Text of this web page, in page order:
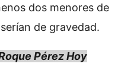
dos menores de
de gravedad.
Pérez Hoy